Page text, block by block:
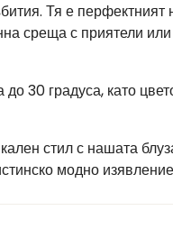
Тя е перфектният
среща с приятели
30 градуса, като
стил с нашата
модно